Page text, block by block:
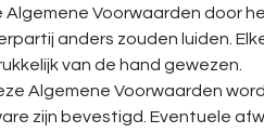
Voorwaarden door
anders zouden luiden.
van de hand gewezen.
Algemene Voorwaarden
zijn bevestigd. Eventuele